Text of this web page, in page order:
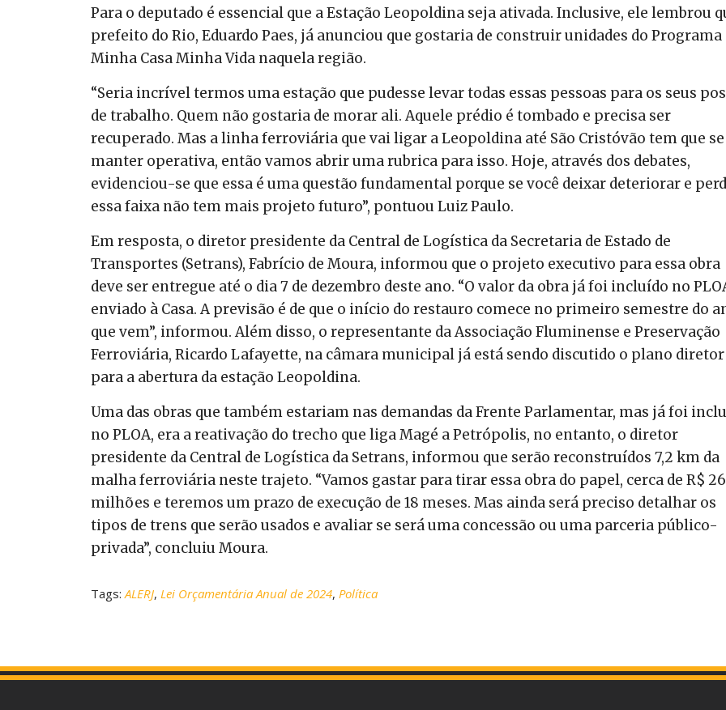
Para o deputado é essencial que a Estação Leopoldina seja ativada. Inclusive, ele lembrou
prefeito do Rio, Eduardo Paes, já anunciou que gostaria de construir unidades do Programa
Minha Casa Minha Vida naquela região.
“Seria incrível termos uma estação que pudesse levar todas essas pessoas para os seus
de trabalho. Quem não gostaria de morar ali. Aquele prédio é tombado e precisa ser
recuperado. Mas a linha ferroviária que vai ligar a Leopoldina até São Cristóvão tem que se
manter operativa, então vamos abrir uma rubrica para isso. Hoje, através dos debates,
evidenciou-se que essa é uma questão fundamental porque se você deixar deteriorar e
essa faixa não tem mais projeto futuro”, pontuou Luiz Paulo.
Em resposta, o diretor presidente da Central de Logística da Secretaria de Estado de
Transportes (Setrans), Fabrício de Moura, informou que o projeto executivo para essa obra
deve ser entregue até o dia 7 de dezembro deste ano. “O valor da obra já foi incluído no
enviado à Casa. A previsão é de que o início do restauro comece no primeiro semestre do
que vem”, informou. Além disso, o representante da Associação Fluminense e Preservação
Ferroviária, Ricardo Lafayette, na câmara municipal já está sendo discutido o plano diretor
para a abertura da estação Leopoldina.
Uma das obras que também estariam nas demandas da Frente Parlamentar, mas já foi
no PLOA, era a reativação do trecho que liga Magé a Petrópolis, no entanto, o diretor
presidente da Central de Logística da Setrans, informou que serão reconstruídos 7,2 km da
malha ferroviária neste trajeto. “Vamos gastar para tirar essa obra do papel, cerca de R$
milhões e teremos um prazo de execução de 18 meses. Mas ainda será preciso detalhar os
tipos de trens que serão usados e avaliar se será uma concessão ou uma parceria público-
privada”, concluiu Moura.
Tags: ALERJ, Lei Orçamentária Anual de 2024, Política